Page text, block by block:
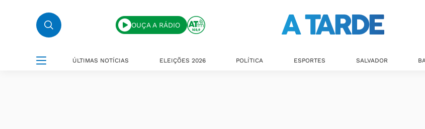
OUÇA A RÁDIO
ÚLTIMAS NOTÍCIAS ELEIÇÕES 2026 POLÍTICA ESPORTES SALVADOR